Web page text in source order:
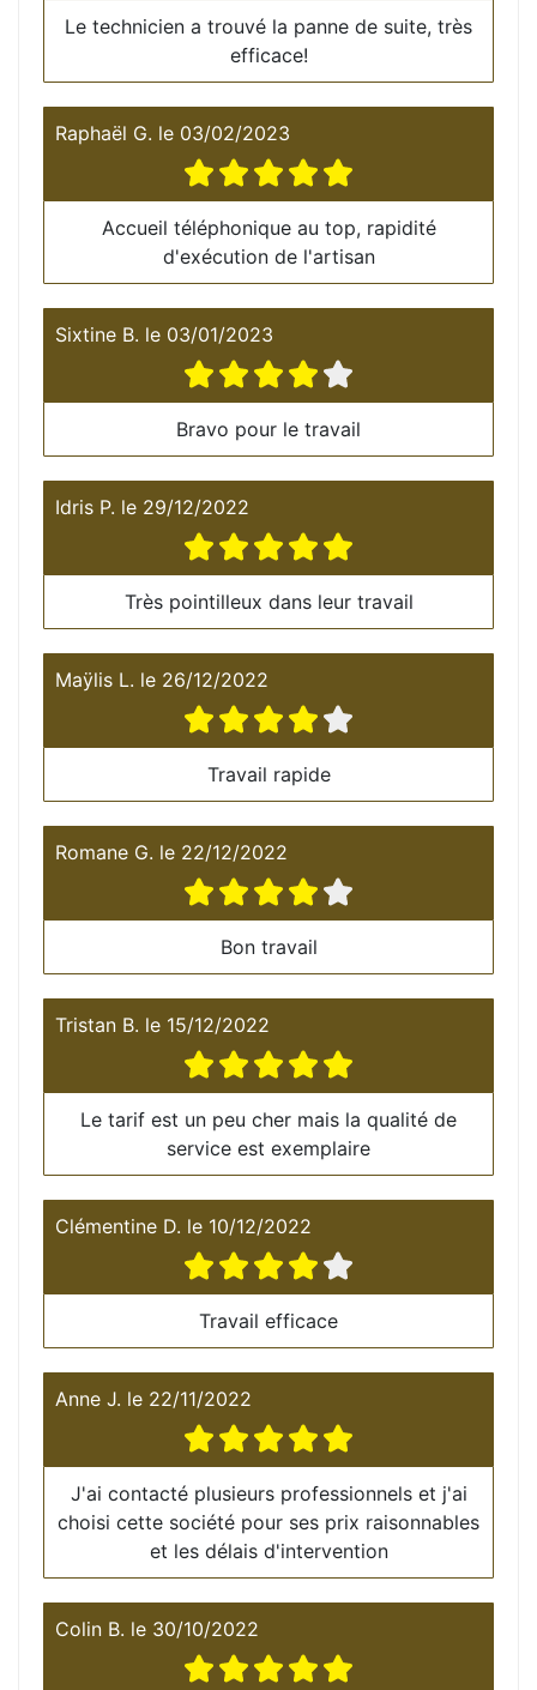
Le technicien a trouvé la panne de suite, très
efficace!
Raphaël G. le 03/02/2023
Accueil téléphonique au top, rapidité
d'exécution de l'artisan
Sixtine B. le 03/01/2023
Bravo pour le travail
Idris P. le 29/12/2022
Très pointilleux dans leur travail
Maÿlis L. le 26/12/2022
Travail rapide
Romane G. le 22/12/2022
Bon travail
Tristan B. le 15/12/2022
Le tarif est un peu cher mais la qualité de
service est exemplaire
Clémentine D. le 10/12/2022
Travail efficace
Anne J. le 22/11/2022
J'ai contacté plusieurs professionnels et j'ai
choisi cette société pour ses prix raisonnables
et les délais d'intervention
Colin B. le 30/10/2022